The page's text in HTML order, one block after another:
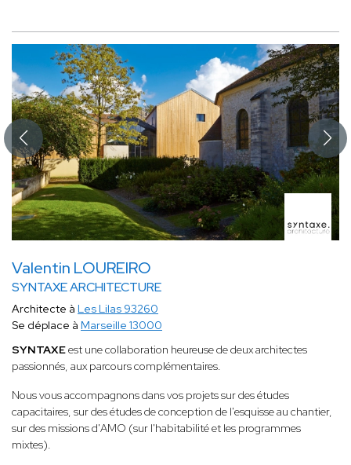
Valentin LOUREIRO
SYNTAXE ARCHITECTURE
Architecte à Les Lilas 93260
Se déplace à Marseille 13000
SYNTAXEest une collaboration heureuse de deux architectes
passionnés, aux parcours complémentaires.
Nous vous accompagnons dans vos projets sur des études
capacitaires, sur des études de conception de l'esquisse au chantier,
sur des missions d'AMO (sur l'habitabilité et les programmes
mixtes).